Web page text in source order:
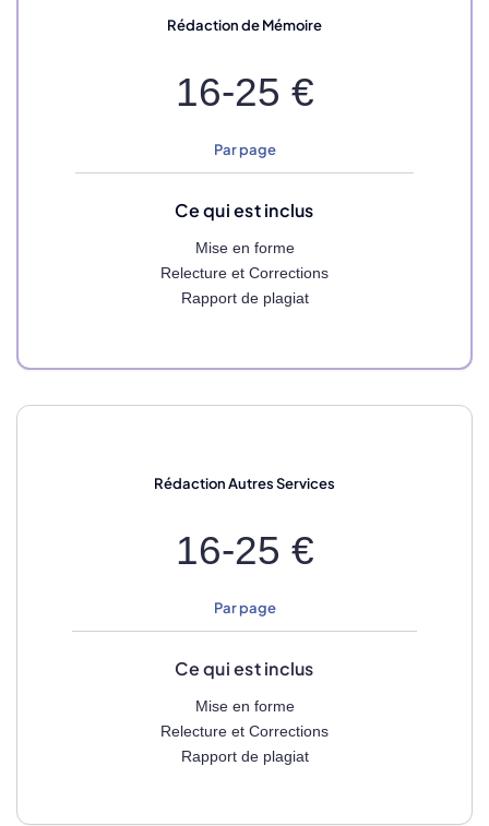
Rédaction de Mémoire
16-25 €
Par page
Ce qui est inclus
Mise en forme
Relecture et Corrections
Rapport de plagiat
RédactionAutres Services
16-25 €
Par page
Ce qui est inclus
Mise en forme
Relecture et Corrections
Rapport de plagiat